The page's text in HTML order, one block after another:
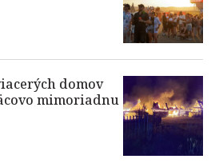
domov
mimoriadnu